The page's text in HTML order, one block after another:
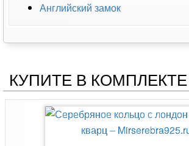
Английский замок
КУПИТЕ В КОМПЛЕКТЕ